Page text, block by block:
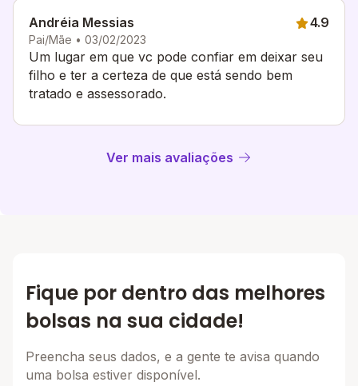
Andréia Messias
Pai/Mãe • 03/02/2023
4.9
Um lugar em que vc pode confiar em deixar seu
filho e ter a certeza de que está sendo bem
tratado e assessorado.
Ver mais avaliações
Fique por dentro das melhores
bolsas na sua cidade!
Preencha seus dados, e a gente te avisa quando
uma bolsa estiver disponível.